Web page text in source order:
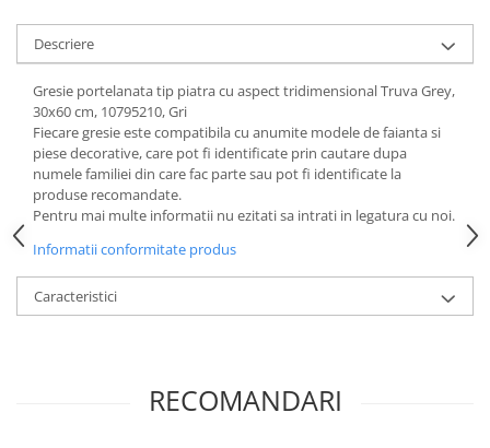
Descriere
Gresie portelanata tip piatra cu aspect tridimensional Truva Grey,
30x60 cm, 10795210, Gri
Fiecare gresie este compatibila cu anumite modele de faianta si
piese decorative, care pot fi identificate prin cautare dupa
numele familiei din care fac parte sau pot fi identificate la
produse recomandate.
Pentru mai multe informatii nu ezitati sa intrati in legatura cu noi.
Informatii conformitate produs
Caracteristici
RECOMANDARI